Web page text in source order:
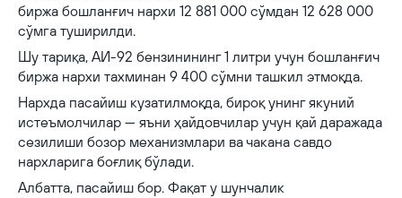
биржа бошланғич нархи 12 881 000 сўмдан 12 628 000
сўмга туширилди.
Шу тариқа, АИ-92 бензинининг 1 литри учун бошланғич
биржа нархи тахминан 9 400 сўмни ташкил этмоқда.
Нархда пасайиш кузатилмоқда, бироқ унинг якуний
истеъмолчилар — яъни ҳайдовчилар учун қай даражада
сезилиши бозор механизмлари ва чакана савдо
нархларига боғлиқ бўлади.
Албатта, пасайиш бор. Фақат у шунчалик